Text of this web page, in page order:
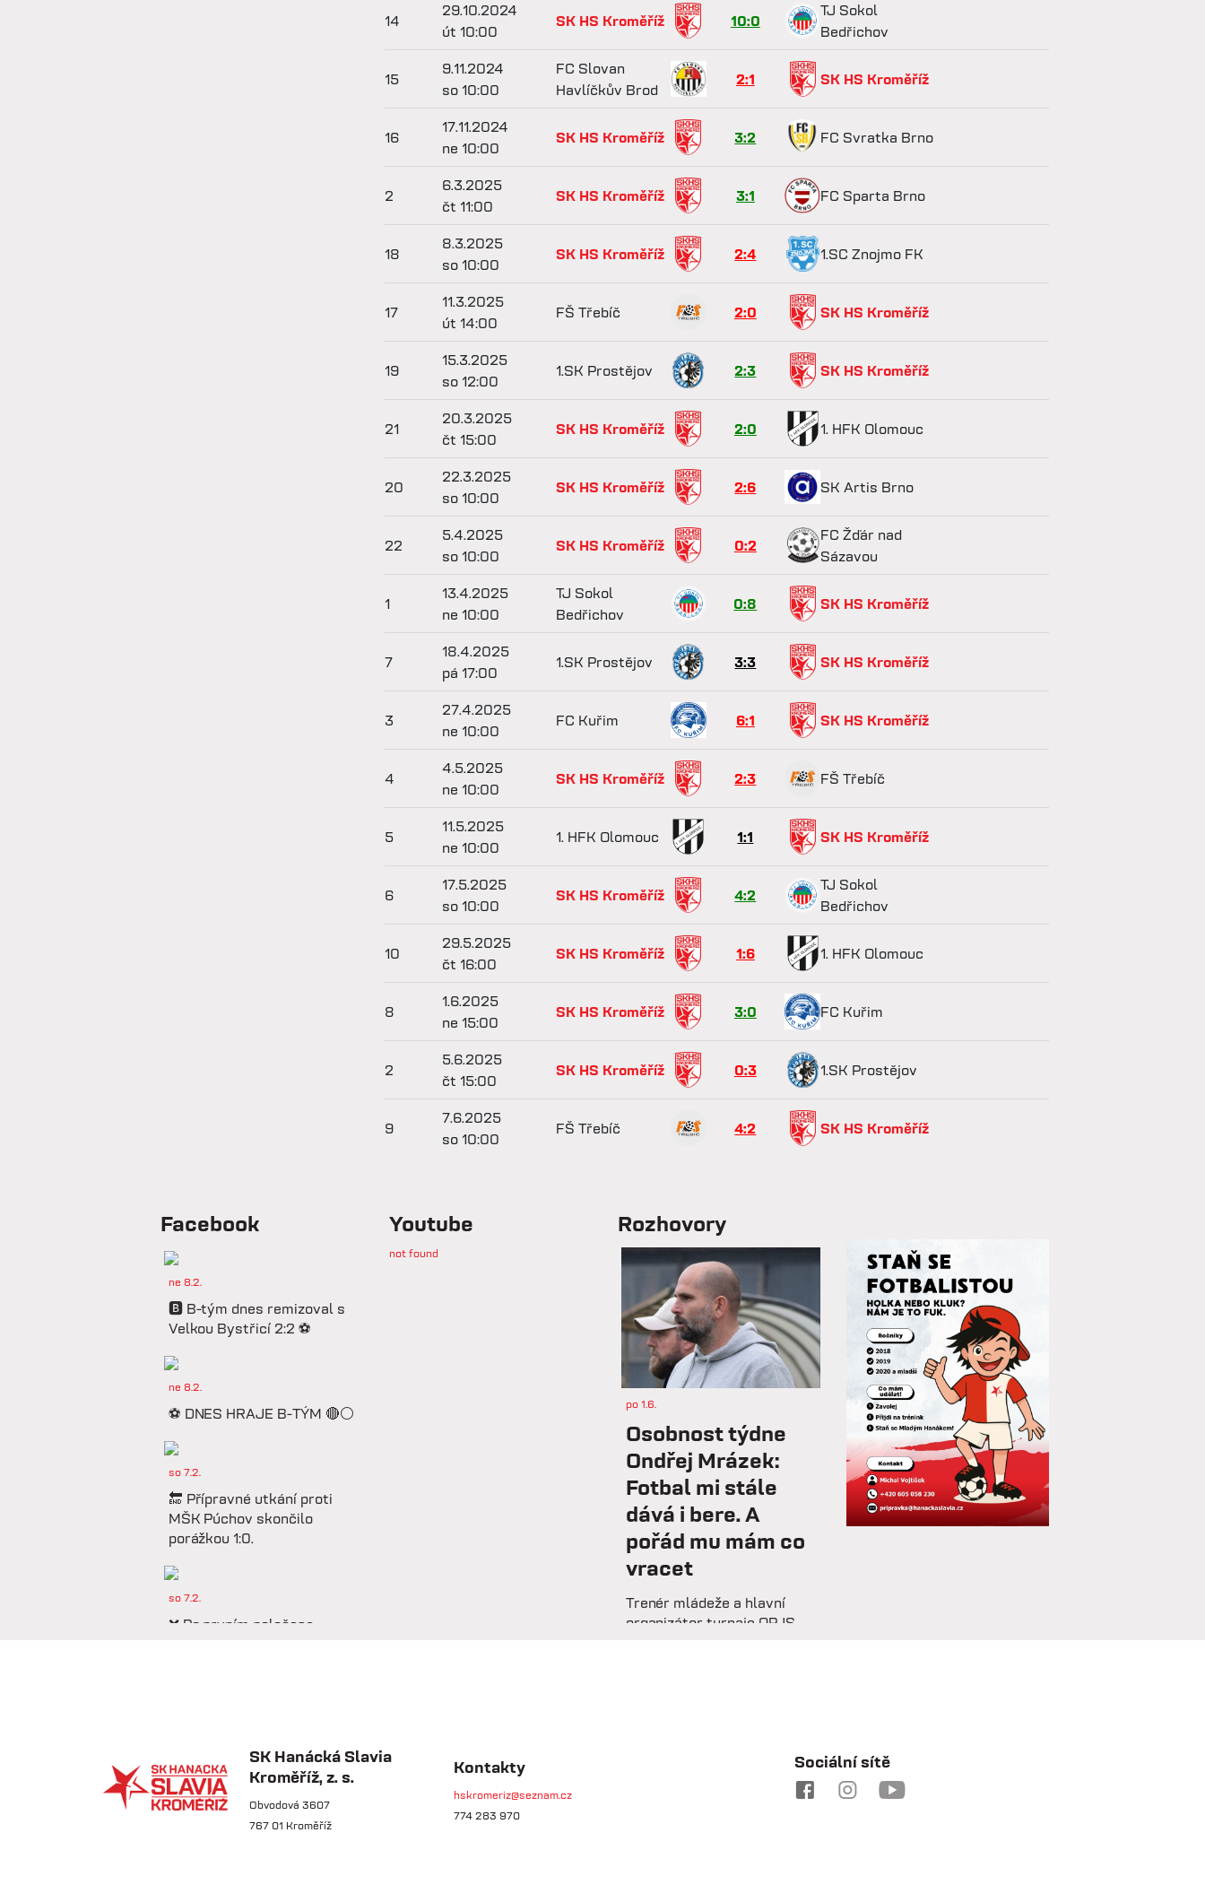
14
29.10.2024
út 10:00
SK HS Kroměříž 10:0
TJ Sokol
Bedřichov
15
9.11.2024
so 10:00
FC Slovan
Havlíčkův Brod
2:1 SK HS Kroměříž
16
17.11.2024
ne 10:00
SK HS Kroměříž 3:2 FC Svratka Brno
2
6.3.2025
čt 11:00
SK HS Kroměříž 3:1 FC Sparta Brno
18
8.3.2025
so 10:00
SK HS Kroměříž 2:4 1.SC Znojmo FK
17
11.3.2025
út 14:00
FŠ Třebíč 2:0 SK HS Kroměříž
19
15.3.2025
so 12:00
1.SK Prostějov 2:3 SK HS Kroměříž
21
20.3.2025
čt 15:00
SK HS Kroměříž 2:0 1. HFK Olomouc
20
22.3.2025
so 10:00
SK HS Kroměříž 2:6 SK Artis Brno
22
5.4.2025
so 10:00
SK HS Kroměříž 0:2
FC Žďár nad
Sázavou
1
13.4.2025
ne 10:00
TJ Sokol
Bedřichov
0:8 SK HS Kroměříž
7
18.4.2025
pá 17:00
1.SK Prostějov 3:3 SK HS Kroměříž
3
27.4.2025
ne 10:00
FC Kuřim 6:1 SK HS Kroměříž
4
4.5.2025
ne 10:00
SK HS Kroměříž 2:3 FŠ Třebíč
5
11.5.2025
ne 10:00
1. HFK Olomouc 1:1 SK HS Kroměříž
6
17.5.2025
so 10:00
SK HS Kroměříž 4:2
TJ Sokol
Bedřichov
10
29.5.2025
čt 16:00
SK HS Kroměříž 1:6 1. HFK Olomouc
8
1.6.2025
ne 15:00
SK HS Kroměříž 3:0 FC Kuřim
2
5.6.2025
čt 15:00
SK HS Kroměříž 0:3 1.SK Prostějov
9
7.6.2025
so 10:00
FŠ Třebíč 4:2 SK HS Kroměříž
Facebook
ne 8.2.
🅱️ B-tým dnes remizoval s
Velkou Bystřicí 2:2 ⚽️
ne 8.2.
⚽️ DNES HRAJE B-TÝM 🔴⚪️
so 7.2.
🔚 Přípravné utkání proti
MŠK Púchov skončilo
porážkou 1:0.
so 7.2.
❌ Po prvním poločase
nastoupíme v této základní
sestavě.
Youtube
not found
Rozhovory
po 1.6.
Osobnost týdne
Ondřej Mrázek:
Fotbal mi stále
dává i bere. A
pořád mu mám co
vracet
Trenér mládeže a hlavní
organizátor turnaje OPJS
úspěchy je nejvíce pyšný a
SK Hanácká Slavia
Kroměříž, z. s.
Obvodová 3607
767 01 Kroměříž
Kontakty
hskromeriz@seznam.cz
774 283 970
Sociální sítě